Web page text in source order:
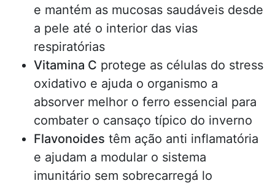
e mantém as mucosas saudáveis desde
a pele até o interior das vias
respiratórias
Vitamina C protege as células do stress
oxidativo e ajuda o organismo a
absorver melhor o ferro essencial para
combater o cansaço típico do inverno
Flavonoides têm ação anti inflamatória
e ajudam a modular o sistema
imunitário sem sobrecarregá lo